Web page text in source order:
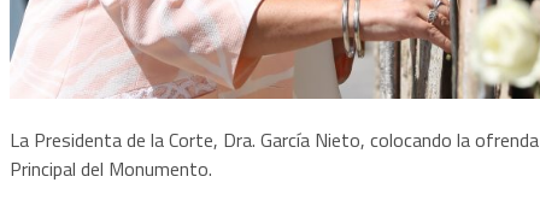
La Presidenta de la Corte, Dra. García Nieto, colocando la
Principal del Monumento.